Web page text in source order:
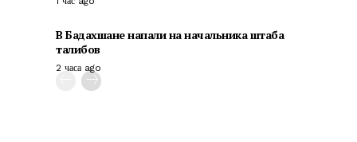
В Бадахшане напали на начальника штаба
талибов
2 часа ago